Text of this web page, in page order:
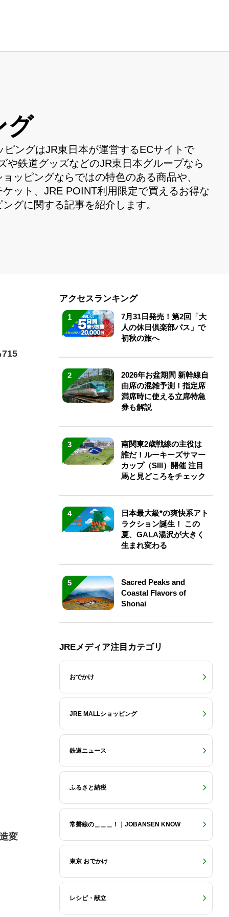
グ
ングはJR東日本が運営するECサイトで
や鉄道グッズなどのJR東日本グループなら
ッピングならではの特色のある商品や、
ット、JRE POINT利用限定で買えるお得な
グに関する記事を紹介します。
715
変
アクセスランキング
1
7月31日発売！第2回「大
人の休日倶楽部パス」で
初秋の旅へ
2
2026年お盆期間 新幹線自
由席の混雑予測！指定席
満席時に使える立席特急
券も解説
3
南関東2歳戦線の主役は
誰だ！ルーキーズサマー
カップ（SIII）開催 注目
馬と見どころをチェック
4
日本最大級*の爽快系アト
ラクション誕生！ この
夏、GALA湯沢が大きく
生まれ変わる
5
Sacred Peaks and
Coastal Flavors of
Shonai
JREメディア注目カテゴリ
おでかけ
JRE MALLショッピング
鉄道ニュース
ふるさと納税
常磐線の＿＿＿！｜JOBANSEN KNOW
東京 おでかけ
レシピ・献立